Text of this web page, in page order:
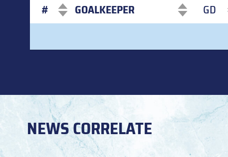
# GOALKEEPER GD
#
GOALKEEPER GD
NEWS CORRELATE